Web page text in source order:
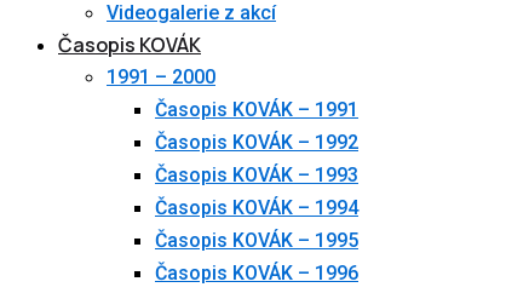
Videogalerie z akcí
Časopis KOVÁK
1991 – 2000
Časopis KOVÁK – 1991
Časopis KOVÁK – 1992
Časopis KOVÁK – 1993
Časopis KOVÁK – 1994
Časopis KOVÁK – 1995
Časopis KOVÁK – 1996